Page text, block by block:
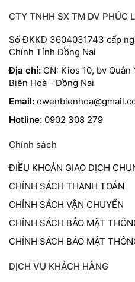
CTY TNHH SX TM DV PHÚC
Số ĐKKD 3604031743 cấp
Chính Tỉnh Đồng Nai
Địa chỉ: CN: Kios 10, bv
Biên Hoà - Đồng Nai
Email:
Hotline: 0902 308 279
Chính sách
ĐIỀU KHOẢN GIAO DỊCH
CHÍNH SÁCH THANH TOÁN
CHÍNH SÁCH VẬN CHUYỂN
CHÍNH SÁCH BẢO MẬT
CHÍNH SÁCH BẢO MẬT
DỊCH VỤ KHÁCH HÀNG